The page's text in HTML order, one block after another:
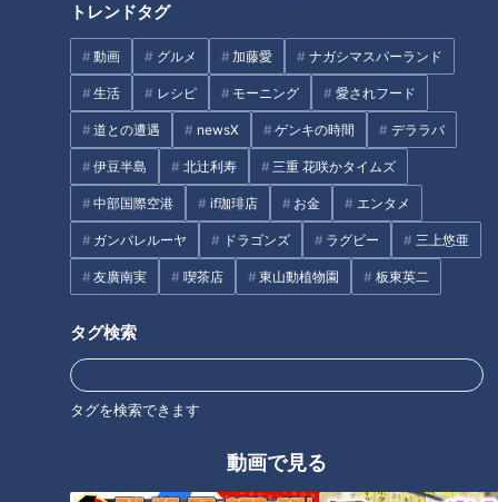
トレンドタグ
動画 グルメ 加藤愛 ナガシマスパーランド
生活 レシピ モーニング 愛されフード
道との遭遇 newsX ゲンキの時間 デララバ
伊豆半島 北辻利寿 三重 花咲かタイムズ
中部国際空港 if珈琲店 お金 エンタメ
ガンバレルーヤ ドラゴンズ ラグビー 三上悠亜
友廣南実 喫茶店 東山動植物園 板東英二
タグ検索
タグを検索できます
動画で見る
アウトレット扇子が半額以
下！？ 世界に一つだけの扇子が
作れる老舗扇子店
進化が止まらない！東海地方の
最新餃子！全国の名店を一気に
楽しめる無人餃子販売店
&amp;JAXAも食べた！フリーズ
ドライ餃子
オススメ関連コンテンツ